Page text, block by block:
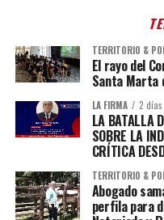
TERRITORIO &
El rayo del
Santa Marta
LA FIRMA 2 días
LA BATALLA
SOBRE LA
CRÍTICA
TERRITORIO &
Abogado
perfila para